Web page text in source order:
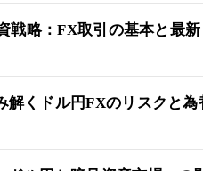
戦略：FX取引の基本と最
解くドル円FXのリスクと為